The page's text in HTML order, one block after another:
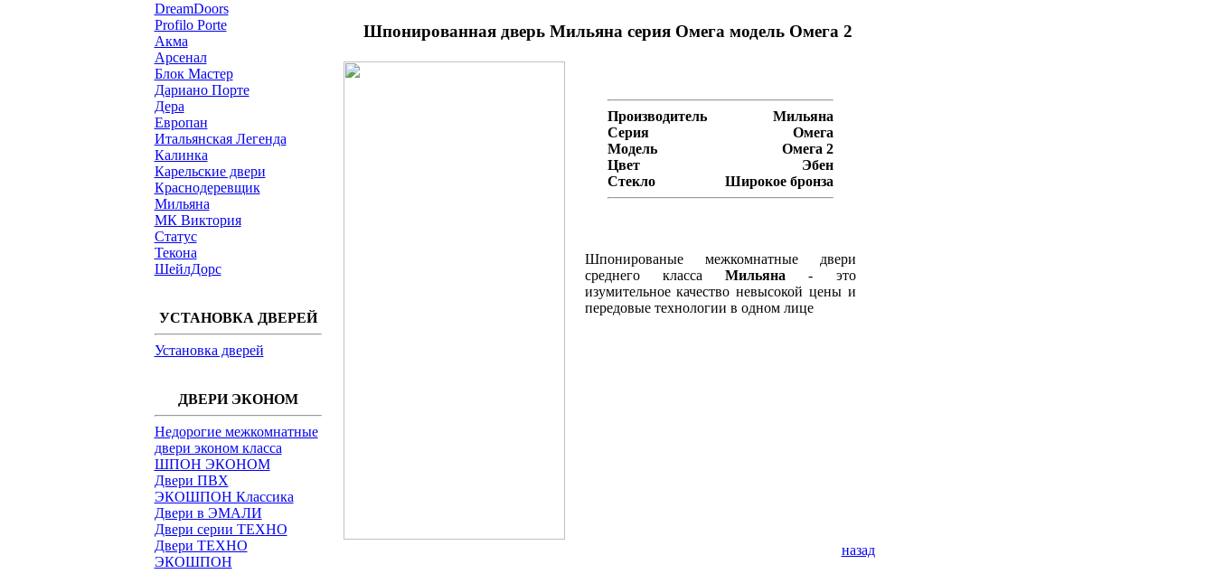
DreamDoors
Profilo Porte
Акма
Арсенал
Блок Мастер
Дариано Порте
Дера
Европан
Итальянская Легенда
Калинка
Карельские двери
Краснодеревщик
Мильяна
МК Виктория
Статус
Текона
ШейлДорс
УСТАНОВКА ДВЕРЕЙ
Установка дверей
ДВЕРИ ЭКОНОМ
Недорогие межкомнатные
двери эконом класса
ШПОН ЭКОНОМ
Двери ПВХ
ЭКОШПОН Классика
Двери в ЭМАЛИ
Двери серии ТЕХНО
Двери ТЕХНО
ЭКОШПОН
Шпонированная дверь Мильяна серия Омега модель Омега 2
Производитель
Мильяна
Серия
Омега
Модель
Омега 2
Цвет
Эбен
Стекло
Широкоебронза
Шпонированые межкомнатные двери
среднего класса Мильяна - это
изумительное качество невысокой цены и
передовые технологии в одном лице
назад